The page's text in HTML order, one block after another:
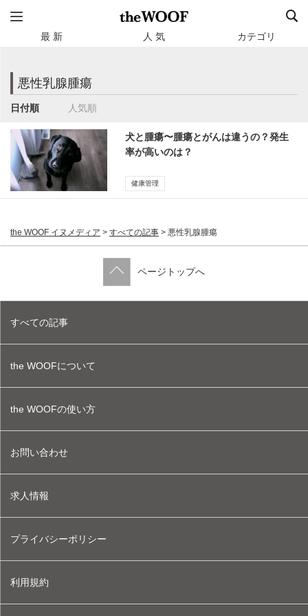
最 新 人 気 カテゴリ
悪性乳腺腫瘍
日付順 人気順
犬と腫瘍〜腫瘍とがんは違うの？発生
率が高いのは？
健康管理
the WOOF イヌメディア > すべての記事 > 悪性乳腺腫瘍
ページトップへ
すべての記事
the WOOFについて
the WOOFの使い方
お問い合わせ
求人情報
プライバシーポリシー
利用規約